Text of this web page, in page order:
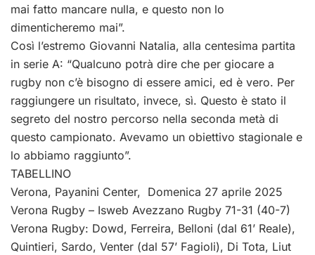
mai fatto mancare nulla, e questo non lo
dimenticheremo mai”.
Così l’estremo Giovanni Natalia, alla centesima partita
in serie A: “Qualcuno potrà dire che per giocare a
rugby non c’è bisogno di essere amici, ed è vero. Per
raggiungere un risultato, invece, sì. Questo è stato il
segreto del nostro percorso nella seconda metà di
questo campionato. Avevamo un obiettivo stagionale e
lo abbiamo raggiunto”.
TABELLINO
Verona, Payanini Center, Domenica 27 aprile 2025
Verona Rugby – Isweb Avezzano Rugby 71-31 (40-7)
Verona Rugby: Dowd, Ferreira, Belloni (dal 61’ Reale),
Quintieri, Sardo, Venter (dal 57’ Fagioli), Di Tota, Liut